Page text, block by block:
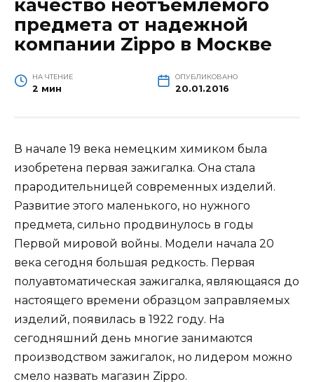
качество неотъемлемого
предмета от надежной
компании Zippo в Москве
НА ЧТЕНИЕ
2 мин
ОПУБЛИКОВАНО
20.01.2016
В начале 19 века немецким химиком была
изобретена первая зажигалка. Она стала
прародительницей современных изделий.
Развитие этого маленького, но нужного
предмета, сильно продвинулось в годы
Первой мировой войны. Модели начала 20
века сегодня большая редкость. Первая
полуавтоматическая зажигалка, являющаяся до
настоящего времени образцом заправляемых
изделий, появилась в 1922 году. На
сегодняшний день многие занимаются
производством зажигалок, но лидером можно
смело назвать магазин Zippo.